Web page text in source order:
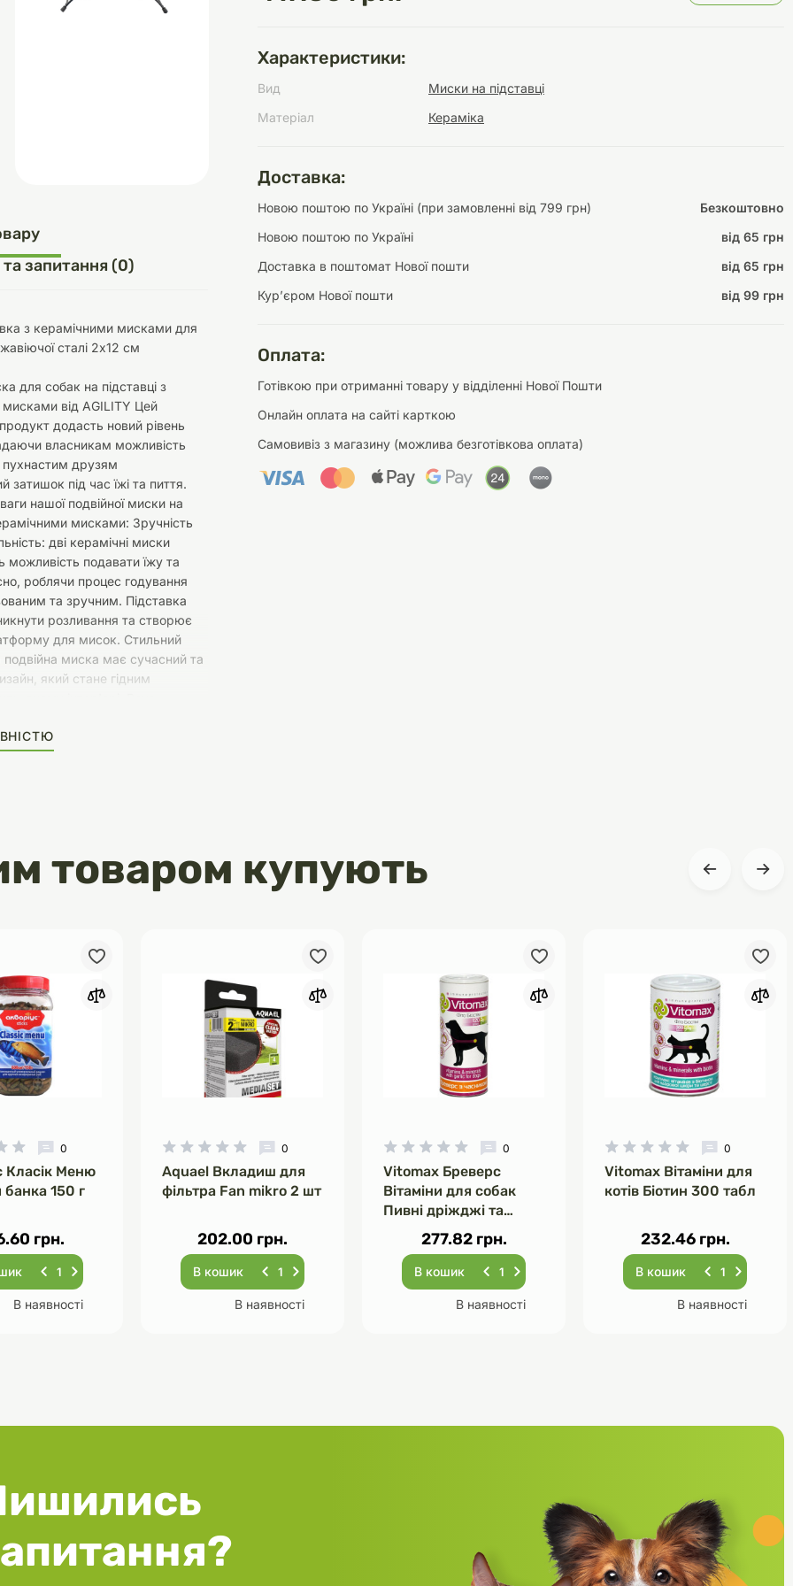
Домашній затишок
Інструменти для
догляду
та аскесуари
Засоби для догляду Домашній затишок
Інструменти для
Наповнювачі
Обігрівачі Освітлення
Аксесуари
Характеристики:
Вид
Миски на підставці
Матеріал
Кераміка
Доставка:
Новою поштою по Україні (при замовленні від 799 грн)
Безкоштовно
Новою поштою по Україні
від 65 грн
Доставка в поштомат Нової пошти
від 65 грн
Курʼєром Нової пошти
від 99 грн
Оплата:
Готівкою при отриманні товару у відділенні Нової Пошти
Онлайн оплата на сайті карткою
Самовивіз з магазину (можлива безготівкова оплата)
та запитання (0)
з керамічними мисками для
сталі 2х12 см
для собак на підставці з
від AGILITY Цей
продукт додасть новий рівень
власникам можливість
пухнастим друзям
затишок під час їжі та пиття.
нашої подвійної миски на
мисками: Зручність
дві керамічні миски
можливість подавати їжу та
роблячи процес годування
та зручним. Підставка
розливання та створює
для мисок. Стильний
миска має сучасний та
який стане гідним
і в спеціалізованих магазинах.
товаром купують
0
Класік Меню
150 г
грн.
В наявності
0
Aquael Вкладиш для
фільтра Fan mikro 2 шт
202.00 грн.
В кошик
В наявності
0
Vitomax Бреверс
Вітаміни для собак
Пивні дріжджі та
Часник 120 табл
277.82 грн.
В кошик
В наявності
0
Vitomax Вітаміни для
котів Біотин 300 табл
232.46 грн.
В кошик
В наявності